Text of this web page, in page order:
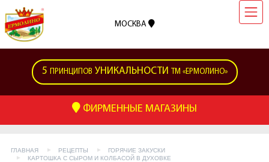
МОСКВА
5 ПРИНЦИПОВ УНИКАЛЬНОСТИ ТМ «ЕРМОЛИНО»
ФИРМЕННЫЕ МАГАЗИНЫ
ГЛАВНАЯ РЕЦЕПТЫ
ГОРЯЧИЕ ЗАКУСКИ
КАРТОШКА С СЫРОМ И КОЛБАСОЙ В ДУХОВКЕ